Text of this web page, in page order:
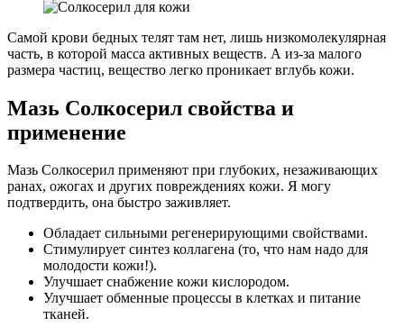
Самой крови бедных телят там нет, лишь низкомолекулярная
часть, в которой масса активных веществ. А из-за малого
размера частиц, вещество легко проникает вглубь кожи.
Мазь Солкосерил свойства и
применение
Мазь Солкосерил применяют при глубоких, незаживающих
ранах, ожогах и других повреждениях кожи. Я могу
подтвердить, она быстро заживляет.
Обладает сильными регенерирующими свойствами.
Стимулирует синтез коллагена (то, что нам надо для
молодости кожи!).
Улучшает снабжение кожи кислородом.
Улучшает обменные процессы в клетках и питание
тканей.